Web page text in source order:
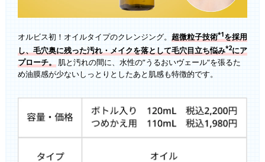
オルビス初！オイルタイプのクレンジング。 超微粒子技術*1を採用
し、毛穴奥に残った汚れ・メイクを落として毛穴目立ち悩み*2にア
プローチ。 肌と汚れの間に、水性の”うるおいヴェール”を張るた
め油膜感が少ないしっとりとしたあと肌感も特徴的です。